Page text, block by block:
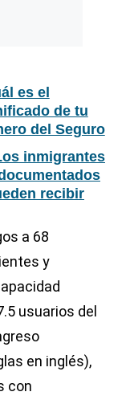
es el
de tu
del Seguro
inmigrantes
recibir
a 68
y
usuarios del
en inglés),
con